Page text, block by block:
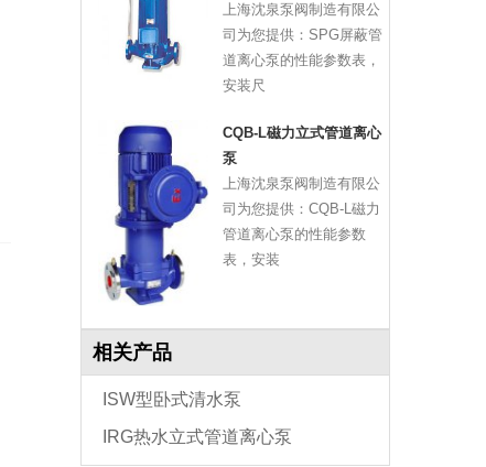
上海沈泉泵阀制造有限公
司为您提供：SPG屏蔽管
道离心泵的性能参数表，
安装尺
CQB-L磁力立式管道离心
泵
上海沈泉泵阀制造有限公
司为您提供：CQB-L磁力
管道离心泵的性能参数
表，安装
相关产品
ISW型卧式清水泵
IRG热水立式管道离心泵